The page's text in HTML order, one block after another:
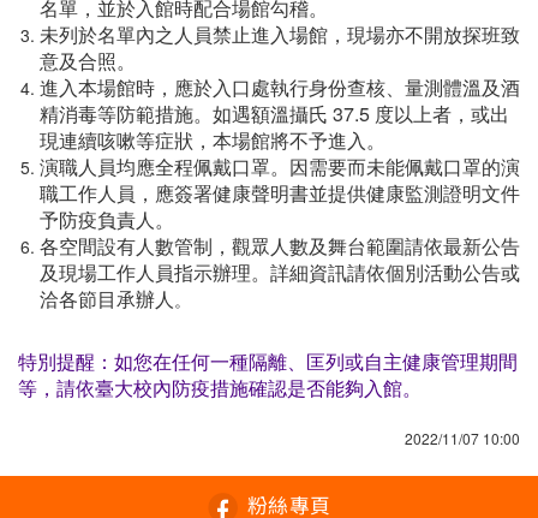
名單，並於入館時配合場館勾稽。
未列於名單內之人員禁止進入場館，現場亦不開放探班致
意及合照。
進入本場館時，應於入口處執行身份查核、量測體溫及酒
精消毒等防範措施。如遇額溫攝氏 37.5 度以上者，或出
現連續咳嗽等症狀，本場館將不予進入。
演職人員均應全程佩戴口罩。因需要而未能佩戴口罩的演
職工作人員，應簽署健康聲明書並提供健康監測證明文件
予防疫負責人。
各空間設有人數管制，觀眾人數及舞台範圍請依最新公告
及現場工作人員指示辦理。詳細資訊請依個別活動公告或
洽各節目承辦人。
特別提醒：如您在任何一種隔離、匡列或自主健康管理期間
等，請依臺大校內防疫措施確認是否能夠入館。
2022/11/07 10:00
粉絲專頁